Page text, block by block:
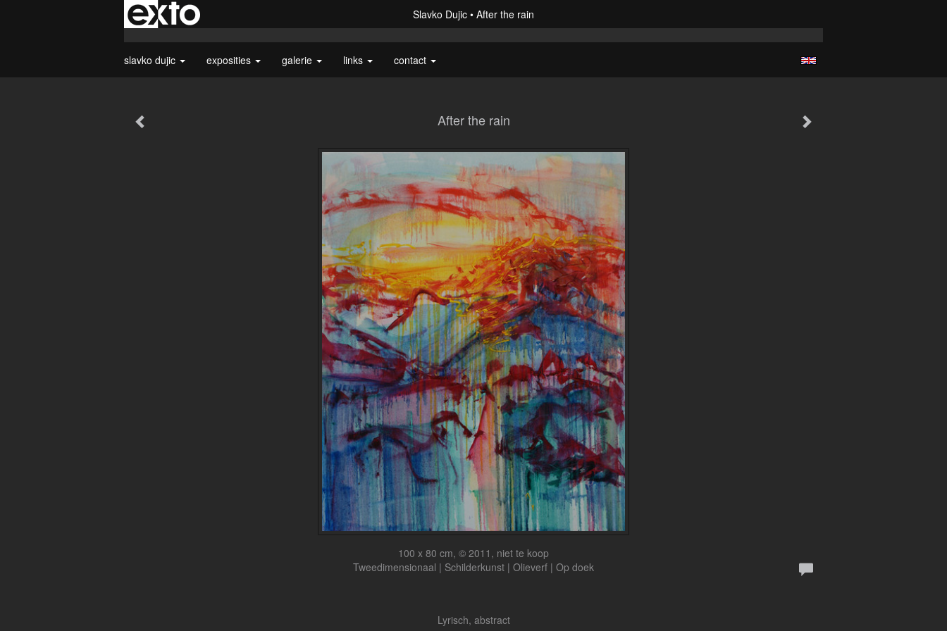
Slavko Dujic After the rain
slavko dujic exposities galerie links contact
After the rain
100 x 80 cm, © 2011, niet te koop
Tweedimensionaal | Schilderkunst | Olieverf | Op doek
Lyrisch, abstract